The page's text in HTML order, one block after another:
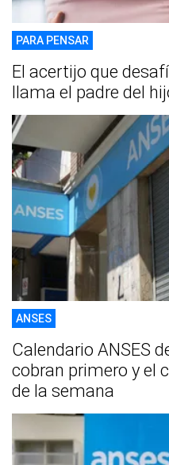
PARA PENSAR
El acertijo que
llama el padre del
ANSES
Calendario ANSES
cobran primero y el
de la semana